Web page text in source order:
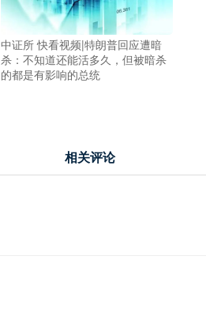
中证所 快看视频|特朗普回应遭暗
杀：不知道还能活多久，但被暗杀
的都是有影响的总统
相关评论